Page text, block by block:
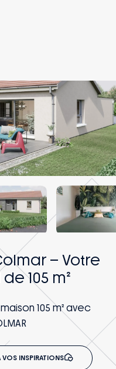
– Votre
105 m²
105 m² avec
VOS INSPIRATIONS